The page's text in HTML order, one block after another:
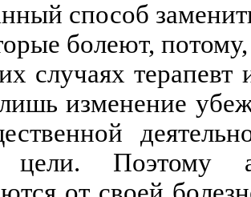
способ
болеют,
случаях
изменение
цели. Поэтому